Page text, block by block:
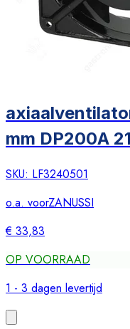
mm DP200A
SKU: LF3240501
o.a. voorZANUSSI
€ 33,83
OP VOORRAAD
1 - 3 dagen levertijd